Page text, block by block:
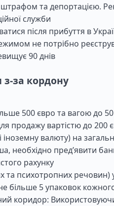
штрафом та депортацією.
служби
після прибуття в
не потрібно
90 днів
за кордону
500 євро та вагою до 50
продажу вартістю до 200
і іноземну валюту) на
необхідно пред’явити
рахунку
та психотропних речовин) у
більше 5 упаковок
коридор: